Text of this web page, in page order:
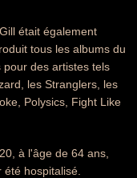
était également
tous les albums du
des artistes tels
les Stranglers, les
Polysics, Fight Like
à l'âge de 64 ans,
hospitalisé.